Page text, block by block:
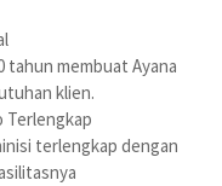
tahun membuat Ayana
klien.
Terlengkap
terlengkap dengan